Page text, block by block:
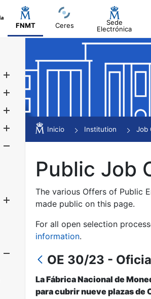
FNMT Ceres
Sede
Electrónica
Show/Hide
Show/Hide
Show/Hide
Inicio Institution Job
Public Job
The various Offers of Public
made public on this page.
For all open selection
information.
OE 30/23 -
La Fábrica Nacional de
para cubrir nueve plazas de